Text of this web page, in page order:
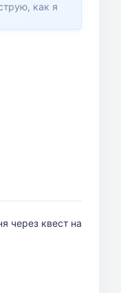
как я
через квест на